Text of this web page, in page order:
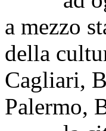
a mezzo
della
Cagliari,
Palermo,